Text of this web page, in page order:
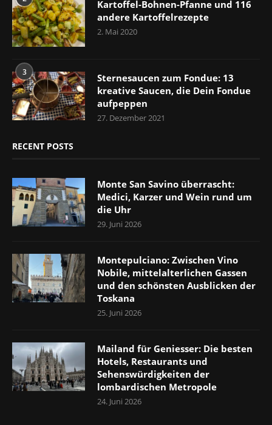
Kartoffel-Bohnen-Pfanne und 116
andere Kartoffelrezepte
2. Mai 2020
3
Sternesaucen zum Fondue: 13
kreative Saucen, die Dein Fondue
aufpeppen
27. Dezember 2021
RECENT POSTS
Monte San Savino überrascht:
Medici, Karzer und Wein rund um
die Uhr
29. Juni 2026
Montepulciano: Zwischen Vino
Nobile, mittelalterlichen Gassen
und den schönsten Ausblicken der
Toskana
25. Juni 2026
Mailand für Geniesser: Die besten
Hotels, Restaurants und
Sehenswürdigkeiten der
lombardischen Metropole
24. Juni 2026